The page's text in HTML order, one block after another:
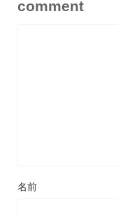
comment
名前